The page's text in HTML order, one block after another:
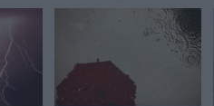
raccomanda l’osservanza
comportamentali